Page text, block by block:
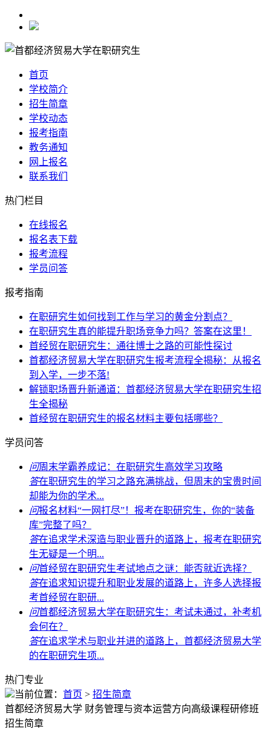
首页
学校简介
招生简章
学校动态
报考指南
教务通知
网上报名
联系我们
热门栏目
在线报名
报名表下载
报考流程
学员问答
报考指南
在职研究生如何找到工作与学习的黄金分割点？
在职研究生真的能提升职场竞争力吗？答案在这里！
首经贸在职研究生：通往博士之路的可能性探讨
首都经济贸易大学在职研究生报考流程全揭秘：从报名
到入学，一步不落!
解锁职场晋升新通道：首都经济贸易大学在职研究生招
生全揭秘
首经贸在职研究生的报名材料主要包括哪些？
学员问答
问周末学霸养成记：在职研究生高效学习攻略
答在职研究生的学习之路充满挑战，但周末的宝贵时间
却能为你的学术...
问报名材料“一网打尽”！报考在职研究生，你的“装备
库”完整了吗？
答在追求学术深造与职业晋升的道路上，报考在职研究
生无疑是一个明...
问首经贸在职研究生考试地点之谜：能否就近选择？
答在追求知识提升和职业发展的道路上，许多人选择报
考首经贸在职研...
问首都经济贸易大学在职研究生：考试未通过，补考机
会何在？
答在追求学术与职业并进的道路上，首都经济贸易大学
的在职研究生项...
热门专业
当前位置： 首页 > 招生简章
首都经济贸易大学 财务管理与资本运营方向高级课程研修班
招生简章